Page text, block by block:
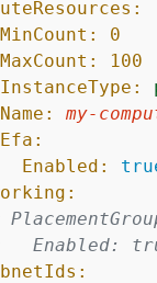
MinCount:
0
MaxCount:
100
InstanceType:
Name:
my-
Efa:
Enabled:
Enabled: